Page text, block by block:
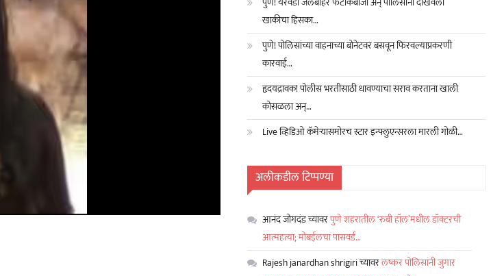
खाकीचा हिसका…
पुणे! पोलिसांच्या वाहनाच्या बोनेटवर बसवून फिरवल्याप्रकरणी
कारवाई…
हृदयद्रावक! पोलीस भरतीसाठी धावण्याचा सराव करताना खाली
कोसळला अन्…
Live व्हिडिओ कॅमेऱ्यासमोरच स्टार इन्फ्लुएन्सरला मारली गोळी…
अलीकडील टिप्पण्या
आनंद जोगदंडच्यावरपुणे शहरातील ‘रुबी हॉल’मधील डॉक्टरची
आत्महत्या; मोबईलचा पासवर्ड…
Rajesh janardhan shrigiriच्यावरलष्कर पोलिसांनी जुगार